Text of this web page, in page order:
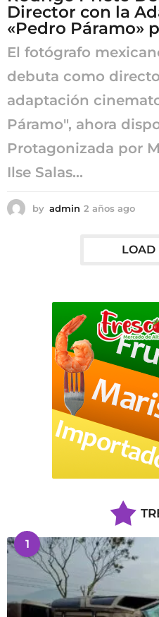
o
Director con la
«Pedro Páramo»
El fotógrafo
debuta como
adaptación
Páramo", ahora
Protagonizada por
Ilse Salas...
by admin 2 años ago
o
o
LOAD
1